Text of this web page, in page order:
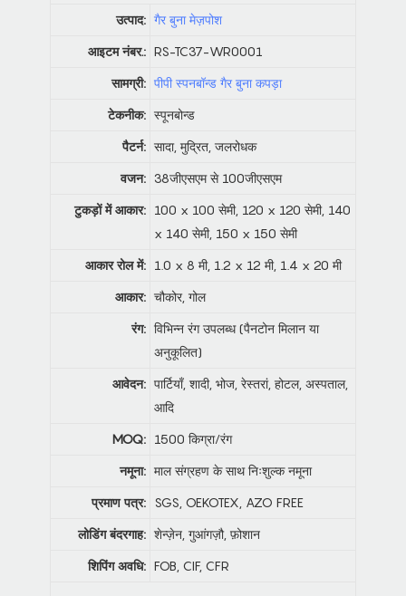
उत्पाद: गैर बुना मेज़पोश
आइटम नंबर.: RS-TC37-WR0001
सामग्री: पीपी स्पनबॉन्ड गैर बुना कपड़ा
टेकनीक: स्पूनबोन्ड
पैटर्न: सादा, मुद्रित, जलरोधक
वजन: 38जीएसएम से 100जीएसएम
टुकड़ों में आकार: 100 x 100 सेमी, 120 x 120 सेमी, 140
x 140 सेमी, 150 x 150 सेमी
आकार रोल में: 1.0 x 8 मी, 1.2 x 12 मी, 1.4 x 20 मी
आकार: चौकोर, गोल
रंग: विभिन्न रंग उपलब्ध (पैनटोन मिलान या
अनुकूलित)
आवेदन: पार्टियाँ, शादी, भोज, रेस्तरां, होटल, अस्पताल,
आदि
MOQ: 1500 किग्रा/रंग
नमूना: माल संग्रहण के साथ निःशुल्क नमूना
प्रमाण पत्र: SGS, OEKOTEX, AZO FREE
लोडिंग बंदरगाह: शेन्ज़ेन, गुआंगज़ौ, फ़ोशान
शिपिंग अवधि: FOB, CIF, CFR